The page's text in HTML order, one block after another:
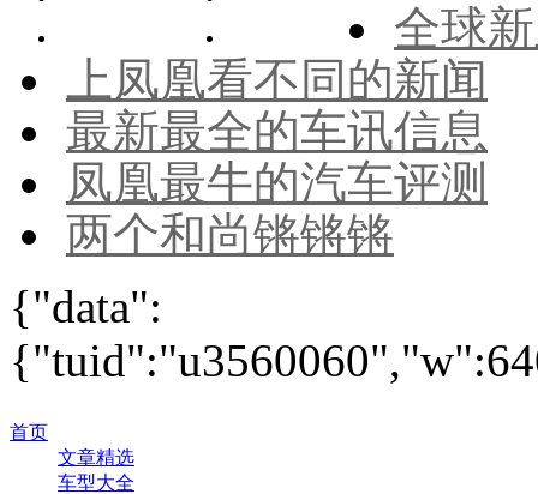
全球
上凤凰看不同的新闻
最新最全的车讯信息
凤凰最牛的汽车评测
两个和尚锵锵锵
{"data":
首页
文章精选
车型大全